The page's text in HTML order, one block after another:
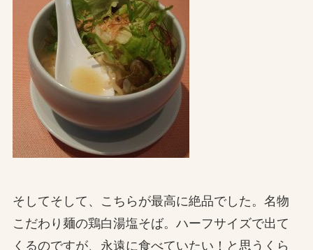
そしてそして、こちらが最高に絶品でした。名物
こだわり麺の鶏白湯塩そば。ハーフサイズで出て
くるのですが、永遠に食べていたい！と思うくら